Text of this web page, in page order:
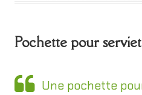
Pochette pour
Une pochette